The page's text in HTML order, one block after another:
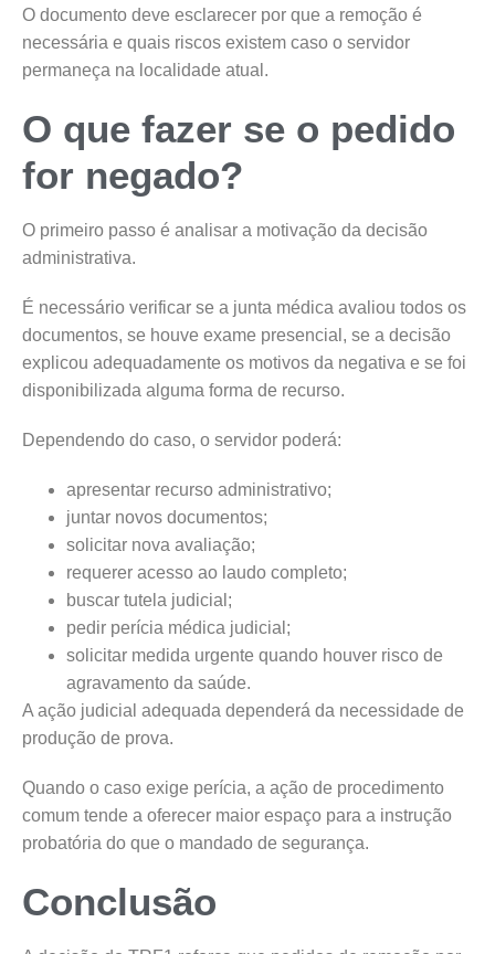
O documento deve esclarecer por que a remoção é
necessária e quais riscos existem caso o servidor
permaneça na localidade atual.
O que fazer se o pedido
for negado?
O primeiro passo é analisar a motivação da decisão
administrativa.
É necessário verificar se a junta médica avaliou todos os
documentos, se houve exame presencial, se a decisão
explicou adequadamente os motivos da negativa e se foi
disponibilizada alguma forma de recurso.
Dependendo do caso, o servidor poderá:
apresentar recurso administrativo;
juntar novos documentos;
solicitar nova avaliação;
requerer acesso ao laudo completo;
buscar tutela judicial;
pedir perícia médica judicial;
solicitar medida urgente quando houver risco de
agravamento da saúde.
A ação judicial adequada dependerá da necessidade de
produção de prova.
Quando o caso exige perícia, a ação de procedimento
comum tende a oferecer maior espaço para a instrução
probatória do que o mandado de segurança.
Conclusão